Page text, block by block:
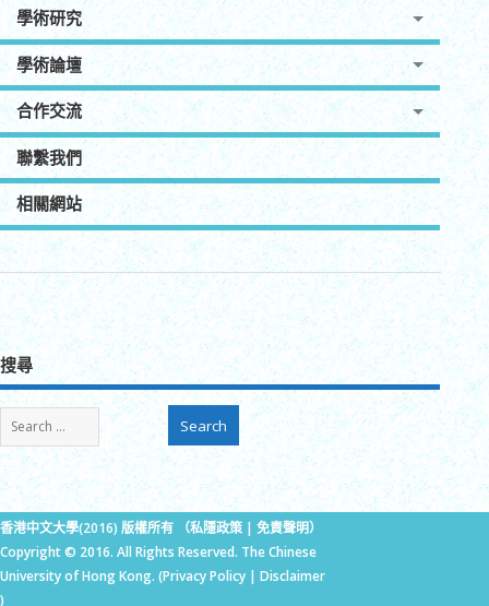
學術研究
學術論壇
合作交流
聯繫我們
相關網站
搜尋
香港中文大學(2016) 版權所有 （私隱政策 | 免責聲明）
Copyright © 2016. All Rights Reserved. The Chinese
University of Hong Kong. (Privacy Policy | Disclaimer
)